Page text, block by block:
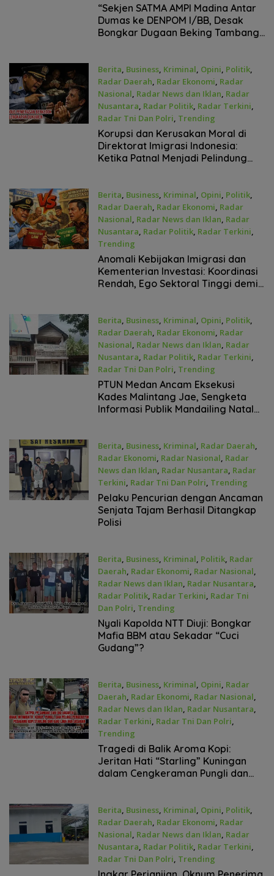
Mei 9, 2026
“Sekjen SATMA AMPI Madina Antar
Dumas ke DENPOM I/BB, Desak
Bongkar Dugaan Beking Tambang
Berita, Business, Kriminal, Opini, Politik,
Radar Daerah, Radar Ekonomi, Radar
Nasional, Radar News dan Iklan, Radar
Nusantara, Radar Politik, Radar Terkini,
Radar Tni Dan Polri, Trending
Mei 8, 2026
Korupsi dan Kerusakan Moral di
Direktorat Imigrasi Indonesia:
Ketika Patnal Menjadi Pelindung
Berita, Business, Kriminal, Opini, Politik,
Radar Daerah, Radar Ekonomi, Radar
Nasional, Radar News dan Iklan, Radar
Nusantara, Radar Politik, Radar Terkini,
Trending
Mei 8, 2026
Anomali Kebijakan Imigrasi dan
Kementerian Investasi: Koordinasi
Rendah, Ego Sektoral Tinggi demi
Berita, Business, Kriminal, Opini, Politik,
Radar Daerah, Radar Ekonomi, Radar
Nasional, Radar News dan Iklan, Radar
Nusantara, Radar Politik, Radar Terkini,
Radar Tni Dan Polri, Trending
Mei 8, 2026
PTUN Medan Ancam Eksekusi
Kades Malintang Jae, Sengketa
Informasi Publik Mandailing Natal
Berita, Business, Kriminal, Radar Daerah,
Radar Ekonomi, Radar Nasional, Radar
News dan Iklan, Radar Nusantara, Radar
Terkini, Radar Tni Dan Polri, Trending
April 29, 2026
Pelaku Pencurian dengan Ancaman
Senjata Tajam Berhasil Ditangkap
Polisi
Berita, Business, Kriminal, Politik, Radar
Daerah, Radar Ekonomi, Radar Nasional,
Radar News dan Iklan, Radar Nusantara,
Radar Politik, Radar Terkini, Radar Tni
Dan Polri, Trending
April 29, 2026
Nyali Kapolda NTT Diuji: Bongkar
Mafia BBM atau Sekadar “Cuci
Gudang”?
Berita, Business, Kriminal, Opini, Radar
Daerah, Radar Ekonomi, Radar Nasional,
Radar News dan Iklan, Radar Nusantara,
Radar Terkini, Radar Tni Dan Polri,
Trending
April 28, 2026
Tragedi di Balik Aroma Kopi:
Jeritan Hati “Starling” Kuningan
dalam Cengkeraman Pungli dan
Berita, Business, Kriminal, Opini, Politik,
Radar Daerah, Radar Ekonomi, Radar
Nasional, Radar News dan Iklan, Radar
Nusantara, Radar Politik, Radar Terkini,
Radar Tni Dan Polri, Trending
April 28, 2026